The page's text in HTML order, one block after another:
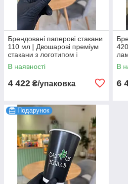
Брендовані паперові стакани
110 мл | Двошарові преміум
стакани з логотипом і
ламінацією (паковання 1000
шт.)
В наявності
4 422 ₴/упаковка
В
6
Подарунок